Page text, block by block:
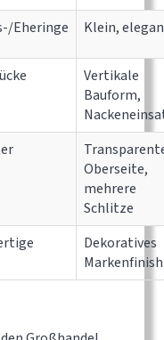
Eheringe Klein,
Vertikale
Bauform,
Oberseite,
mehrere
Schlitze
Dekoratives
Markenfinish